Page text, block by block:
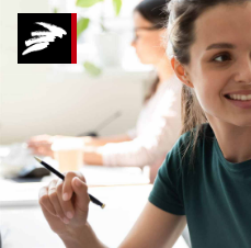
Praktiske
Spørgsmål til
afholdelsessted
Hvad
dig